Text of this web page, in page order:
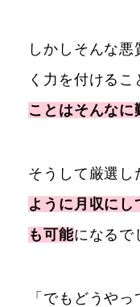
しかしそんな
く力を付ける
ことはそんなに
そうして厳選
ように月収にし
も可能になるで
「でもどうや